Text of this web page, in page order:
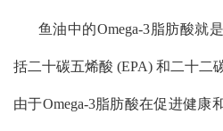
鱼油中的Omega-3 脂肪酸就
括二十碳五烯酸 (EPA) 和二十二
由于Omega-3脂肪酸在促进健康